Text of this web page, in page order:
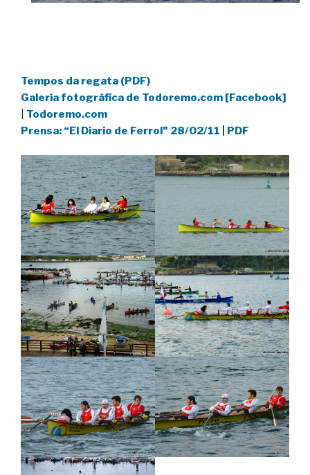
Tempos da regata (PDF)
Galería fotográfica de Todoremo.com [Facebook]
Todoremo.com
Prensa: “El Diario de Ferrol” 28/02/11
PDF